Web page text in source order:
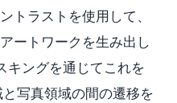
トラストを使用して、
ートワークを生み出し
キングを通じてこれを
写真領域の間の遷移を